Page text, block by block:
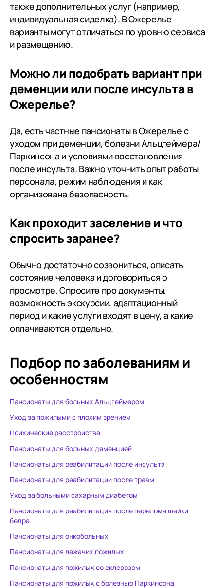
также дополнительных услуг (например,
индивидуальная сиделка). В Ожерелье
варианты могут отличаться по уровню сервиса
и размещению.
Можно ли подобрать вариант при
деменции или после инсульта в
Ожерелье?
Да, есть частные пансионаты в Ожерелье с
уходом при деменции, болезни Альцгеймера/
Паркинсона и условиями восстановления
после инсульта. Важно уточнить опыт работы
персонала, режим наблюдения и как
организована безопасность.
Как проходит заселение и что
спросить заранее?
Обычно достаточно созвониться, описать
состояние человека и договориться о
просмотре. Спросите про документы,
возможность экскурсии, адаптационный
период и какие услуги входят в цену, а какие
оплачиваются отдельно.
Подбор по заболеваниям и
особенностям
Пансионаты для больных Альцгеймером
Уход за пожилыми с плохим зрением
Психические расстройства
Пансионаты для больных деменцией
Пансионаты для реабилитации после инсульта
Пансионаты для реабилитации после травм
Уход за больными сахарным диабетом
Пансионаты для реабилитация после перелома шейки
бедра
Пансионаты для онкобольных
Пансионаты для лежачих пожилых
Пансионаты для пожилых со склерозом
Пансионаты для пожилых с болезнью Паркинсона